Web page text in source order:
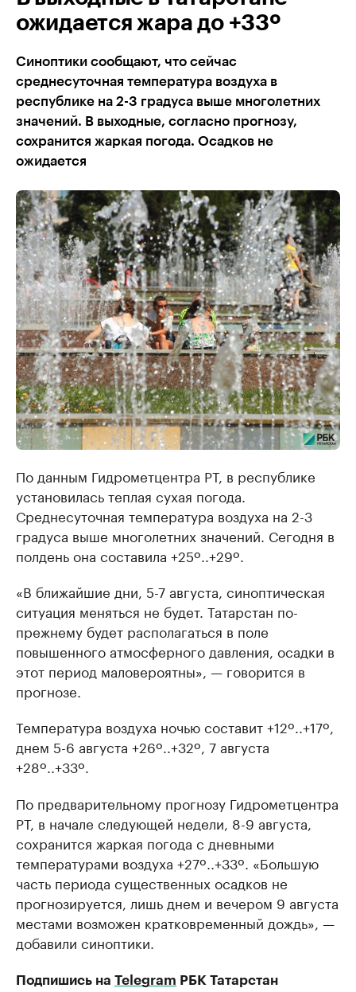
ожидается жара до +33º
Синоптики сообщают, что сейчас
среднесуточная температура воздуха в
республике на 2-3 градуса выше многолетних
значений. В выходные, согласно прогнозу,
сохранится жаркая погода. Осадков не
ожидается
По данным Гидрометцентра РТ, в республике
установилась теплая сухая погода.
Среднесуточная температура воздуха на 2-3
градуса выше многолетних значений. Сегодня в
полдень она составила +25º..+29º.
«В ближайшие дни, 5-7 августа, синоптическая
ситуация меняться не будет. Татарстан по-
прежнему будет располагаться в поле
повышенного атмосферного давления, осадки в
этот период маловероятны», — говорится в
прогнозе.
Температура воздуха ночью составит +12º..+17º,
днем 5-6 августа +26º..+32º, 7 августа
+28º..+33º.
По предварительному прогнозу Гидрометцентра
РТ, в начале следующей недели, 8-9 августа,
сохранится жаркая погода с дневными
температурами воздуха +27º..+33º. «Большую
часть периода существенных осадков не
прогнозируется, лишь днем и вечером 9 августа
местами возможен кратковременный дождь», —
добавили синоптики.
Подпишись на Telegram РБК Татарстан